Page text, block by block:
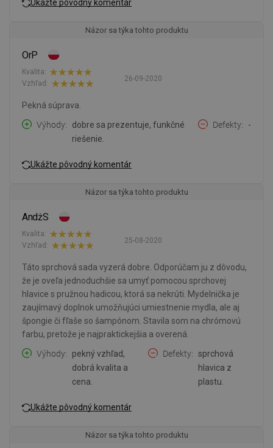
Ukážte pôvodný komentár
Názor sa týka tohto produktu
OrP
26-09-2020
Kvalita:
Vzhľad:
Pekná súprava.
Výhody
dobre sa prezentuje, funkčné
riešenie.
Defekty -
Ukážte pôvodný komentár
Názor sa týka tohto produktu
AndżS
25-08-2020
Kvalita:
Vzhľad:
Táto sprchová sada vyzerá dobre. Odporúčam ju z dôvodu,
že je oveľa jednoduchšie sa umyť pomocou sprchovej
hlavice s pružnou hadicou, ktorá sa nekrúti. Mydelnička je
zaujímavý doplnok umožňujúci umiestnenie mydla, ale aj
špongie či fľaše so šampónom. Stavila som na chrómovú
farbu, pretože je najpraktickejšia a overená.
Výhody
pekný vzhľad,
dobrá kvalita a
cena.
Defekty
sprchová
hlavica z
plastu.
Ukážte pôvodný komentár
Názor sa týka tohto produktu